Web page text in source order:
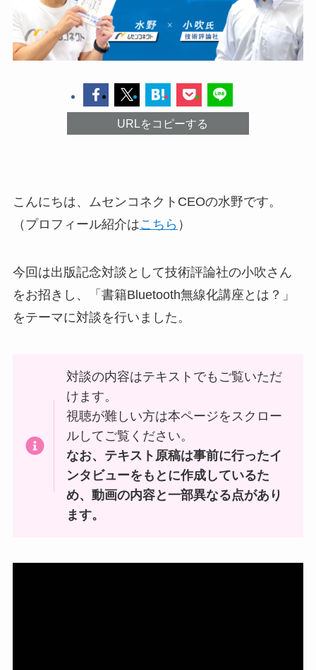
URLをコピーする
こんにちは、ムセンコネクトCEOの水野です。
（プロフィール紹介はこちら ）
今回は出版記念対談として技術評論社の小吹さん
をお招きし、「書籍Bluetooth無線化講座とは？」
をテーマに対談を行いました。
対談の内容はテキストでもご覧いただ
けます。
視聴が難しい方は本ページをスクロー
ルしてご覧ください。
なお、テキスト原稿は事前に行ったイ
ンタビューをもとに作成しているた
め、動画の内容と一部異なる点があり
ます。